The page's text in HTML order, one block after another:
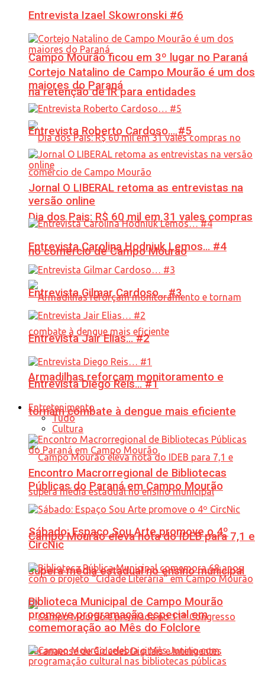
Campo Mourão ficou em 3º lugar no Paraná
na retenção de IR para entidades
Dia dos Pais: R$ 60 mil em 31 vales compras
no comércio de Campo Mourão
Armadilhas reforçam monitoramento e
tornam combate à dengue mais eficiente
Campo Mourão eleva nota do IDEB para 7,1 e
supera média estadual no ensino municipal
Entrevista Izael Skowronski #6
Cortejo Natalino de Campo Mourão é um dos
maiores do Paraná
Entrevista Roberto Cardoso… #5
Jornal O LIBERAL retoma as entrevistas na
versão online
Entrevista Carolina Hodniuk Lemos… #4
Entrevista Gilmar Cardoso… #3
Entrevista Jair Elias… #2
Entrevista Diego Reis… #1
Entretenimento
Tudo
Cultura
Encontro Macrorregional de Bibliotecas
Públicas do Paraná em Campo Mourão
Sábado: Espaço Sou Arte promove o 4º
CircNic
Biblioteca Municipal de Campo Mourão
promove programação especial em
comemoração ao Mês do Folclore